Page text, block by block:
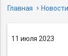
Главная Новости
11 июля 2023